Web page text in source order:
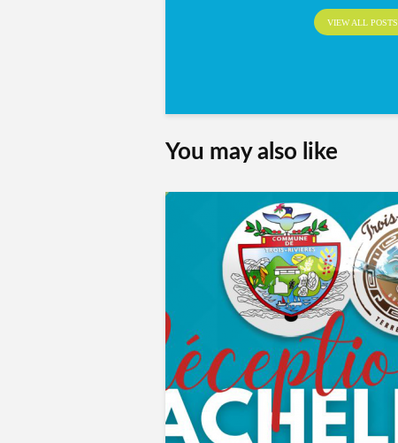
VIEW ALL POSTS
You may also like